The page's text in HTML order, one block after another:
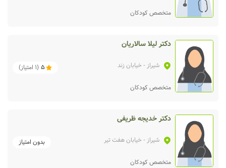
متخصص کودکان
دکتر لیلا سالاریان
شیراز - خیابان زند 5
(
1 امتیاز)
متخصص کودکان
دکتر خدیجه ظریفی
شیراز - خیابان هفت تیر بدون امتیاز
متخصص کودکان